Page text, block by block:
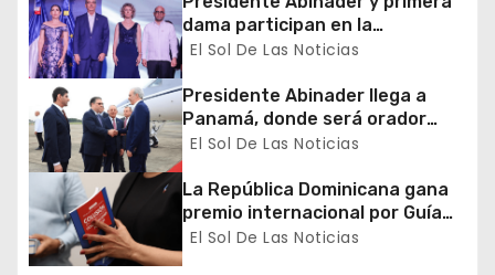
d
e
e
n
t
r
dama participan en la
celebración de la Fiesta
Nacional de Francia
El Sol De Las Noticias
Presidente Abinader llega a
Panamá, donde será orador
principal del Congreso Mundial
de Zonas Francas
El Sol De Las Noticias
La República Dominicana gana
premio internacional por Guía
de Prevención y Detección de
Colusión en Compras Públicas
El Sol De Las Noticias